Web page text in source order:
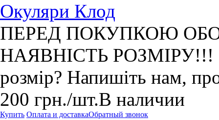
Окуляри Клод
ПЕРЕД ПОКУПКОЮ
НАЯВНІСТЬ РОЗМІРУ!!!
розмір? Напишіть нам,
200 грн./шт.В наличии
Купить Оплата и доставкаОбратный звонок